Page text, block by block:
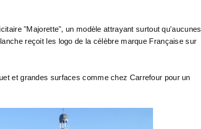
"Majorette", un modèle attrayant surtout qu'aucunes
reçoit les logo de la célèbre marque Française sur
et grandes surfaces comme chez Carrefour pour un